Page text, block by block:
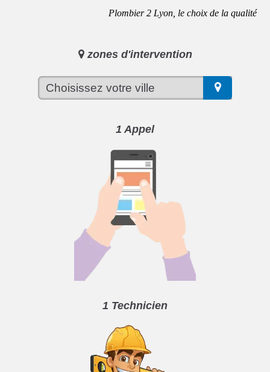
Plombier 2 Lyon, le choix de la qualité
zones d'intervention
1 Appel
1 Technicien